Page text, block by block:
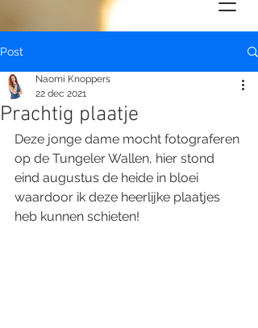
Post
Prachtig plaatje
Naomi Knoppers
22 dec 2021
Deze jonge dame mocht fotograferen
op de Tungeler Wallen, hier stond
eind augustus de heide in bloei
waardoor ik deze heerlijke plaatjes
heb kunnen schieten!